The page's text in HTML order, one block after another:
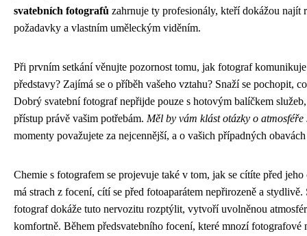
svatebních fotografů zahrnuje ty profesionály, kteří dokážou najít
požadavky a vlastním uměleckým viděním.
Při prvním setkání věnujte pozornost tomu, jak fotograf
představy? Zajímá se o příběh vašeho vztahu? Snaží se pochopit,
Dobrý svatební fotograf nepřijde pouze s hotovým balíčkem
přístup právě vašim potřebám. Měl by vám klást otázky o atmosféře
momenty považujete za nejcennější, a o vašich případných
Chemie s fotografem se projevuje také v tom, jak se cítíte před
má strach z focení, cítí se před fotoaparátem nepřirozeně a
fotograf dokáže tuto nervozitu rozptýlit, vytvoří uvolněnou
komfortně. Během předsvatebního focení, které mnozí fotografové